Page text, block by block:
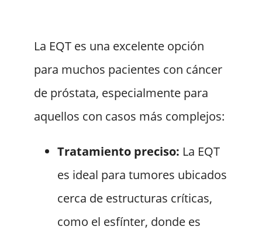
La EQT es una excelente opción
para muchos pacientes con cáncer
de próstata, especialmente para
aquellos con casos más complejos:
Tratamiento preciso: La EQT
es ideal para tumores ubicados
cerca de estructuras críticas,
como el esfínter, donde es